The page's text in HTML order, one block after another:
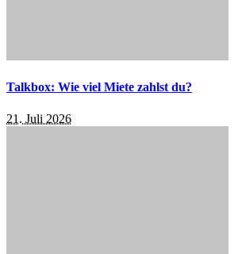
Talkbox: Wie viel Miete zahlst du?
21. Juli 2026